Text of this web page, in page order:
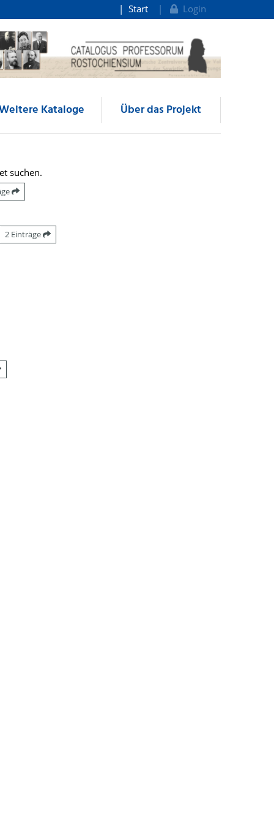
Start Login
Kataloge Über das Projekt
suchen.
2 Einträge